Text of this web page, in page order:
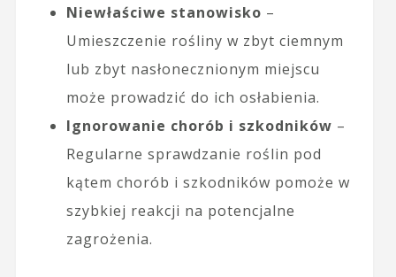
Niewłaściwe stanowisko –
Umieszczenie rośliny w zbyt ciemnym
lub zbyt nasłonecznionym miejscu
może prowadzić do ich osłabienia.
Ignorowanie chorób i szkodników –
Regularne sprawdzanie roślin pod
kątem chorób i szkodników pomoże w
szybkiej reakcji na potencjalne
zagrożenia.